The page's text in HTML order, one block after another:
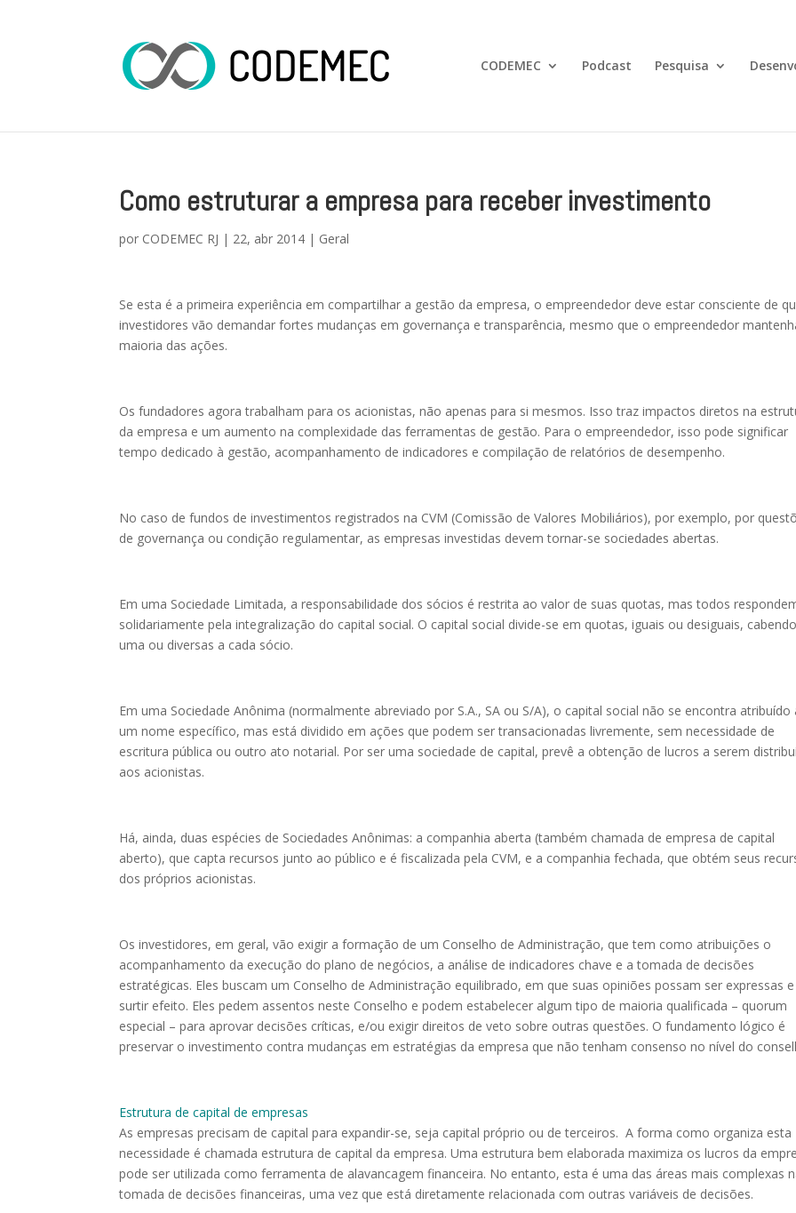
CODEMEC Podcast Pesquisa
Como estruturar a empresa para receber investimento
por CODEMEC RJ | 22, abr 2014 | Geral
Se esta é a primeira experiência em compartilhar a gestão da empresa, o empreendedor deve estar consciente de
investidores vão demandar fortes mudanças em governança e transparência, mesmo que o empreendedor
maioria das ações.
Os fundadores agora trabalham para os acionistas, não apenas para si mesmos. Isso traz impactos diretos na
da empresa e um aumento na complexidade das ferramentas de gestão. Para o empreendedor, isso pode significar
tempo dedicado à gestão, acompanhamento de indicadores e compilação de relatórios de desempenho.
No caso de fundos de investimentos registrados na CVM (Comissão de Valores Mobiliários), por exemplo, por
de governança ou condição regulamentar, as empresas investidas devem tornar-se sociedades abertas.
Em uma Sociedade Limitada, a responsabilidade dos sócios é restrita ao valor de suas quotas, mas todos
solidariamente pela integralização do capital social. O capital social divide-se em quotas, iguais ou desiguais, cabendo
uma ou diversas a cada sócio.
Em uma Sociedade Anônima (normalmente abreviado por S.A., SA ou S/A), o capital social não se encontra atribuído
um nome específico, mas está dividido em ações que podem ser transacionadas livremente, sem necessidade de
escritura pública ou outro ato notarial. Por ser uma sociedade de capital, prevê a obtenção de lucros a serem
aos acionistas.
Há, ainda, duas espécies de Sociedades Anônimas: a companhia aberta (também chamada de empresa de capital
aberto), que capta recursos junto ao público e é fiscalizada pela CVM, e a companhia fechada, que obtém seus
dos próprios acionistas.
Os investidores, em geral, vão exigir a formação de um Conselho de Administração, que tem como atribuições o
acompanhamento da execução do plano de negócios, a análise de indicadores chave e a tomada de decisões
estratégicas. Eles buscam um Conselho de Administração equilibrado, em que suas opiniões possam ser expressas e
surtir efeito. Eles pedem assentos neste Conselho e podem estabelecer algum tipo de maioria qualificada – quorum
especial – para aprovar decisões críticas, e/ou exigir direitos de veto sobre outras questões. O fundamento lógico é
preservar o investimento contra mudanças em estratégias da empresa que não tenham consenso no nível do
Estrutura de capital de empresas
As empresas precisam de capital para expandir-se, seja capital próprio ou de terceiros. A forma como organiza esta
necessidade é chamada estrutura de capital da empresa. Uma estrutura bem elaborada maximiza os lucros da
pode ser utilizada como ferramenta de alavancagem financeira. No entanto, esta é uma das áreas mais complexas
tomada de decisões financeiras, uma vez que está diretamente relacionada com outras variáveis de decisões.